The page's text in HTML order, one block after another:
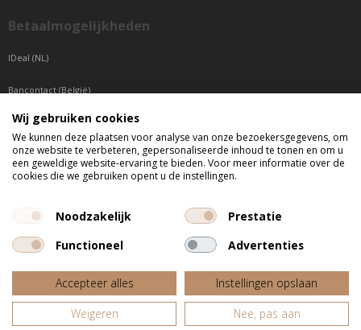
Betaalmogelijkheden
IDeal (NL)
Bancontact (België)
Sepa betaling (Overige landen)
Telefonisch bereikbaar
Website door
Fastware
Wij gebruiken cookies
We kunnen deze plaatsen voor analyse van onze bezoekersgegevens, om
onze website te verbeteren, gepersonaliseerde inhoud te tonen en om u
een geweldige website-ervaring te bieden. Voor meer informatie over de
cookies die we gebruiken opent u de instellingen.
Noodzakelijk
Prestatie
Functioneel
Advertenties
Accepteer alles
Instellingen opslaan
Weigeren
Nee, pas aan